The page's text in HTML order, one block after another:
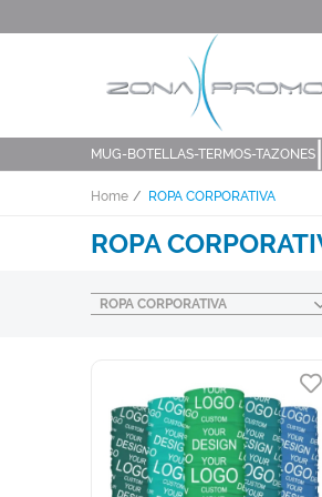
MUG-BOTELLAS-TERMOS-TAZONES
Home ROPA CORPORATIVA
ROPA
ROPA CORPORATIVA